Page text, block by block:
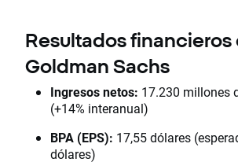
Resultados
Goldman Sachs
Ingresos netos: 17.230 millones
(+14% interanual)
BPA (EPS): 17,55 dólares
dólares)